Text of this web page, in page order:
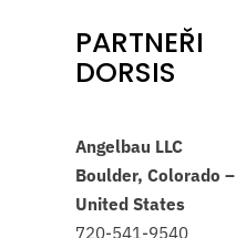
PARTNEŘI
DORSIS
Angelbau LLC
Boulder, Colorado –
United States
720-541-9540